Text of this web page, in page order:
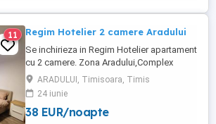
11 Regim Hotelier 2 camere Aradului
Se inchirieza in Regim Hotelier apartament
cu 2 camere. Zona Aradului,Complex
Rezidential. Apartamentul este utilat și
dotat complet ,aer condiționat, centrala
termica,videointerfon. Preț 200 Ron
noapte
ARADULUI, Timisoara, Timis
24 iunie
38 EUR/noapte